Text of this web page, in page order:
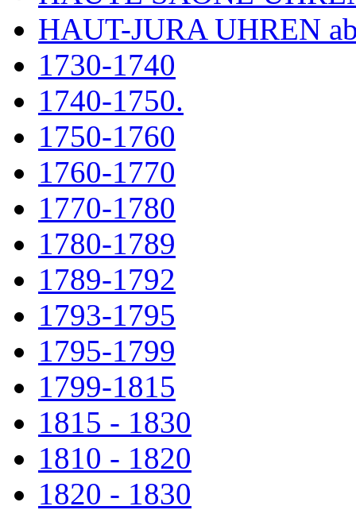
HAUT-JURA UHREN
1730-1740
1740-1750.
1750-1760
1760-1770
1770-1780
1780-1789
1789-1792
1793-1795
1795-1799
1799-1815
1815 - 1830
1810 - 1820
1820 - 1830